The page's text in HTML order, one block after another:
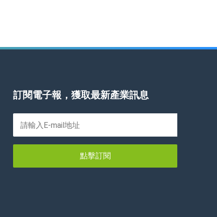
訂閱電子報，獲取最新產業訊息
點擊訂閱